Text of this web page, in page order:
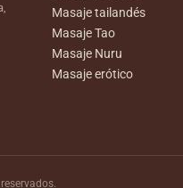
Masaje tailandés
Masaje Tao
Masaje Nuru
Masaje erótico